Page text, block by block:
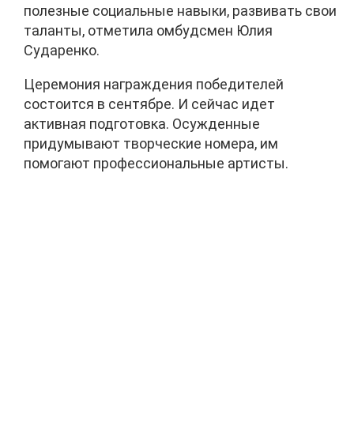
полезные социальные навыки, развивать свои
таланты, отметила омбудсмен Юлия
Сударенко.
Церемония награждения победителей
состоится в сентябре. И сейчас идет
активная подготовка. Осужденные
придумывают творческие номера, им
помогают профессиональные артисты.